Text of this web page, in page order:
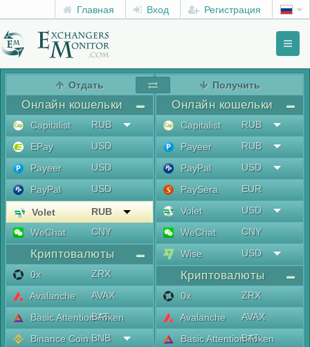
Главная Вход Регистрация
Отдать
Онлайн кошельки
Capitalist
RUB
EPay
USD
Payeer
USD
PayPal
USD
Volet
RUB
WeChat
CNY
Криптовалюты
0x
ZRX
Avalanche
AVAX
Basic Attention Token
BAT
Binance Coin BNB
Получить
Онлайн кошельки
Capitalist
RUB
Payeer
RUB
PayPal
USD
PaySera
EUR
Volet
USD
WeChat
CNY
Wise
USD
Криптовалюты
0x
ZRX
Avalanche
AVAX
Basic Attention Token
BAT